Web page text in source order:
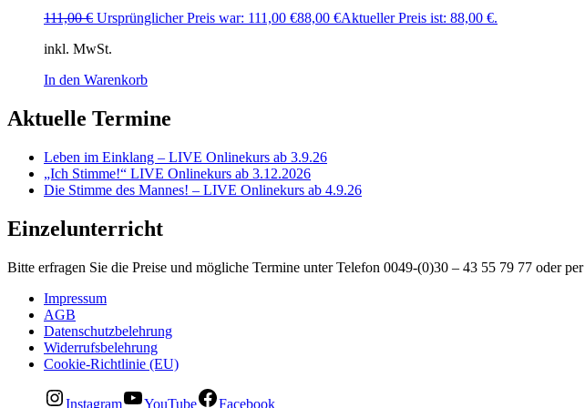
111,00€ Ursprünglicher Preis war: 111,00 €88,00 €Aktueller Preis ist: 88,00 €.
inkl. MwSt.
In den Warenkorb
Aktuelle Termine
Leben im Einklang – LIVE Onlinekurs ab 3.9.26
„Ich Stimme!“ LIVE Onlinekurs ab 3.12.2026
Die Stimme des Mannes! – LIVE Onlinekurs ab 4.9.26
Einzelunterricht
Bitte erfragen Sie die Preise und mögliche Termine unter Telefon 0049-(0)30 – 43 55 79 77 oder per
Impressum
AGB
Datenschutzbelehrung
Widerrufsbelehrung
Cookie-Richtlinie (EU)
Instagram YouTube Facebook